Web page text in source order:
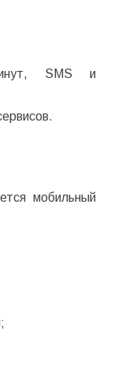
SMS и
мобильный